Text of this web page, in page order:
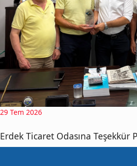
29 Tem 2026
Erdek Ticaret Odasına Teşekkür